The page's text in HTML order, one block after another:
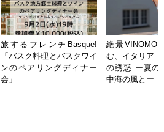
旅するフレンチBasque!
「バスク料理とバスクワイ
ンのペアリングディナー
会」
絶景
む、イタリア
の誘惑 ー夏の
中海の風とー